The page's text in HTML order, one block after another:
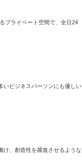
プライベート空間で、全日24
いビジネスパーソンにも優しい
け、創造性を躍進させるような